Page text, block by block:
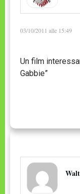
03/10/2011 alle 15:49
Un film
Gabbie”